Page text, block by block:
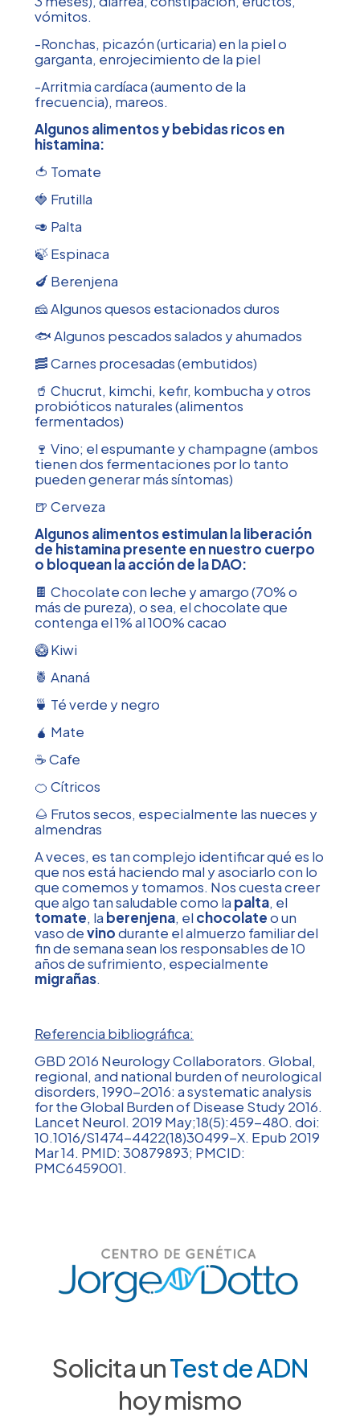
vómitos.
-Ronchas, picazón (urticaria) en la piel o
garganta, enrojecimiento de la piel
-Arritmia cardíaca (aumento de la
frecuencia), mareos.
Algunos alimentos y bebidas ricos en
histamina:
🍅 Tomate
🍓 Frutilla
🥑 Palta
🍃 Espinaca
🍆 Berenjena
🧀 Algunos quesos estacionados duros
🐟 Algunos pescados salados y ahumados
🥓 Carnes procesadas (embutidos)
🥤 Chucrut, kimchi, kefir, kombucha y otros
probióticos naturales (alimentos
fermentados)
🍷 Vino; el espumante y champagne (ambos
tienen dos fermentaciones por lo tanto
pueden generar más síntomas)
🍺 Cerveza
Algunos alimentos estimulan la liberación
de histamina presente en nuestro cuerpo
o bloquean la acción de la DAO:
🍫 Chocolate con leche y amargo (70% o
más de pureza), o sea, el chocolate que
contenga el 1% al 100% cacao
🥝 Kiwi
🍍 Ananá
🍵 Té verde y negro
🧉 Mate
☕️ Cafe
🍊 Cítricos
🌰 Frutos secos, especialmente las nueces y
almendras
A veces, es tan complejo identificar qué es lo
que nos está haciendo mal y asociarlo con lo
que comemos y tomamos. Nos cuesta creer
que algo tan saludable como la palta, el
tomate, la berenjena, el chocolateo un
vaso devinodurante el almuerzo familiar del
fin de semana sean los responsables de 10
años de sufrimiento, especialmente
migrañas.
Referencia bibliográfica:
GBD 2016 Neurology Collaborators. Global,
regional, and national burden of neurological
disorders, 1990-2016: a systematic analysis
for the Global Burden of Disease Study 2016.
Lancet Neurol. 2019 May;18(5):459-480. doi:
10.1016/S1474-4422(18)30499-X. Epub 2019
Mar 14. PMID: 30879893; PMCID:
PMC6459001.
Solicita unTest de ADN
hoy mismo